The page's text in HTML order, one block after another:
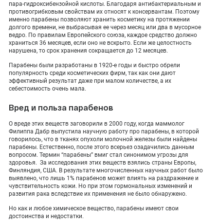
пара-гидроксибензойной кислоты. Благодаря антибактериальным и
противогрибковым свойствам их относят к консервантам. Поэтому
именно парабены позволяют хранить косметику на протяжении
долгого времени, не выбрасывая ее через месяц или два в мусорное
ведро. По правилам Европейского союза, каждое средство должно
храниться 36 месяцев, если оно не вскрыто. Если же целостность
нарушена, то срок хранения сокращается до 12 месяцев.
Парабены были разработаны в 1920-е годы и быстро обрели
популярность среди косметических фирм, так как они дают
эффективный результат даже при малом количестве, а их
себестоимость очень мала.
Вред и польза парабенов
О вреде этих веществ заговорили в 2000 году, когда маммолог
Филиппа Дабр выпустила научную работу про парабены, в которой
говорилось, что в тканях опухоли молочной железы были найдены
парабены. Естественно, после этого всерьез озадачились данным
вопросом. Термин “парабены” вмиг стал синонимом угрозы для
здоровья. За исследования этих веществ взялись страны Европы,
Финляндия, США. В результате многочисленных научных работ было
выявлено, что лишь 1% парабенов может влиять на раздражение и
чувствительность кожи. Но при этом гормональных изменений и
развития рака вследствие их применения не было обнаружено.
Но как и любое химическое вещество, парабены имеют свои
достоинства и недостатки.